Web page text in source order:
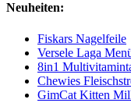
Neuheiten:
Fiskars Nagelfeile
Versele Laga
8in1
Chewies
GimCat Kitten